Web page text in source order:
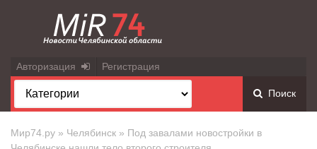
Авторизация Регистрация
Поиск
Мир74.ру » Челябинск » Под завалами новостройки в